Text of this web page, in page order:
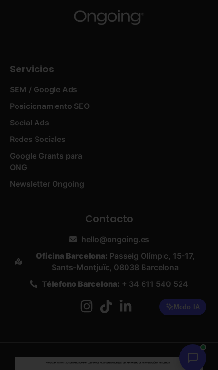
Servicios
SEM / Google Ads
Posicionamiento SEO
Social Ads
Redes Sociales
Google Grants para
ONG
Newsletter Ongoing
Contacto
hello@ongoing.es
Oficina Barcelona: Passeig Olímpic, 15-17,
Sants-Montjuïc, 08038 Barcelona
Télefono Barcelona: + 34 611 540 524